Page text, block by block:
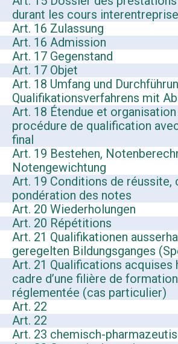
durant les cours
Art. 16 Zulassung
Art. 16 Admission
Art. 17 Gegenstand
Art. 17 Objet
Art. 18 Umfang und
Qualifikationsverfahrens mit
Art. 18 Étendue et
procédure de qualification
final
Art. 19 Bestehen,
Notengewichtung
Art. 19 Conditions de réussite,
pondération des notes
Art. 20 Wiederholungen
Art. 20 Répétitions
Art. 21 Qualifikationen
geregelten Bildungsganges
Art. 21 Qualifications acquises
cadre d’une filière de formation
réglementée (cas particulier)
Art. 22
Art. 22
Art. 23 chemisch-